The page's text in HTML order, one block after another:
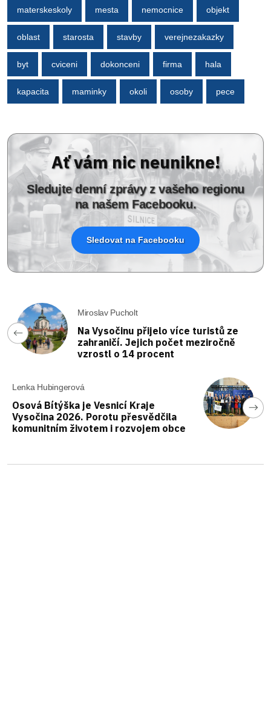
materskeskoly mesta nemocnice objekt
oblast starosta stavby verejnezakazky
byt cviceni dokonceni firma hala
kapacita maminky okoli osoby pece
Ať vám nic neunikne!
Sledujte denní zprávy z vašeho regionu
na našem Facebooku.
Sledovat na Facebooku
Miroslav Pucholt
Na Vysočinu přijelo více turistů ze
zahraničí. Jejich počet meziročně
vzrostl o 14 procent
Lenka Hubingerová
Osová Bítýška je Vesnicí Kraje
Vysočina 2026. Porotu přesvědčila
komunitním životem i rozvojem obce